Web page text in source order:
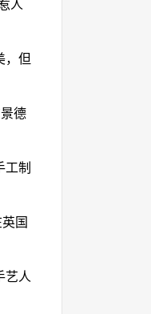
人
，但
德
制
国
艺人